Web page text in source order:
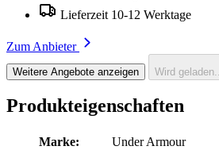
Lieferzeit 10-12 Werktage
Zum Anbieter
Weitere Angebote anzeigen Wird geladen...
Produkteigenschaften
Marke:
Under Armour